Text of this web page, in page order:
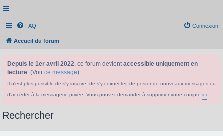
FAQ Connexion
Accueil du forum
Depuis le 1er avril 2022, ce forum devientaccessible uniquement en
lecture. (Voir ce message)
Il n'est plus possible de s'y inscrire, de s'y connecter, de poster de nouveaux messages ou
d'accéder à la messagerie privée. Vous pouvez demander à supprimer votre compte ici
Rechercher